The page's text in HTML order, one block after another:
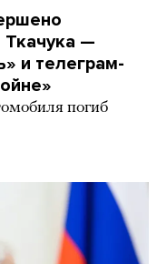
—
и телеграм-
погиб